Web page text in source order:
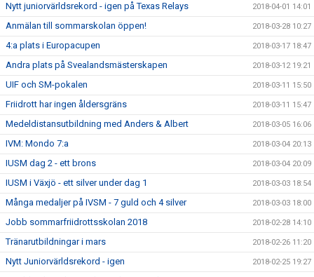
Nytt juniorvärldsrekord - igen på Texas Relays 2018-04-01 14:01
Anmälan till sommarskolan öppen! 2018-03-28 10:27
4:a plats i Europacupen 2018-03-17 18:47
Andra plats på Svealandsmästerskapen 2018-03-12 19:21
UIF och SM-pokalen 2018-03-11 15:50
Friidrott har ingen åldersgräns 2018-03-11 15:47
Medeldistansutbildning med Anders & Albert 2018-03-05 16:06
IVM: Mondo 7:a 2018-03-04 20:13
IUSM dag 2 - ett brons 2018-03-04 20:09
IUSM i Växjö - ett silver under dag 1 2018-03-03 18:54
Många medaljer på IVSM - 7 guld och 4 silver 2018-03-03 18:00
Jobb sommarfriidrottsskolan 2018 2018-02-28 14:10
Tränarutbildningar i mars 2018-02-26 11:20
Nytt Juniorvärldsrekord - igen 2018-02-25 19:27